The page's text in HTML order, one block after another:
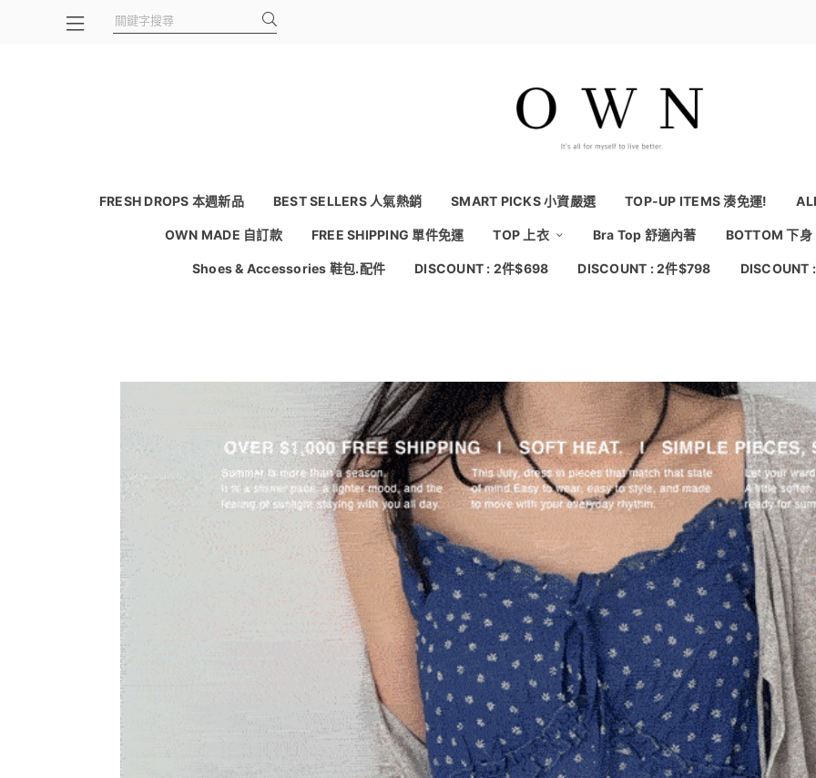
FRESH DROPS 本週新品 BEST SELLERS 人氣熱銷 SMART PICKS 小資嚴選 TOP-UP ITEMS 湊免運!
OWN MADE 自訂款 FREE SHIPPING 單件免運 TOP 上衣 Bra Top 舒適內著 BOTTOM 下身
Shoes & Accessories 鞋包.配件 DISCOUNT : 2件$698 DISCOUNT : 2件$798 DISCOUNT